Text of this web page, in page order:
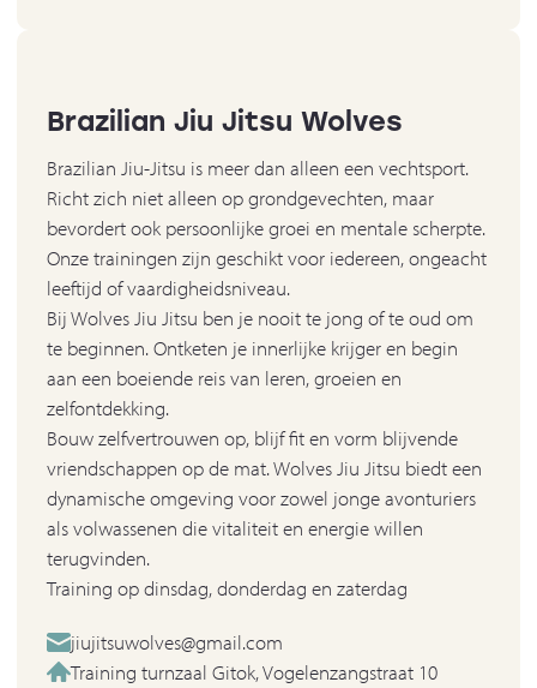
Brazilian Jiu Jitsu Wolves
Brazilian Jiu-Jitsu is meer dan alleen een vechtsport.
Richt zich niet alleen op grondgevechten, maar
bevordert ook persoonlijke groei en mentale scherpte.
Onze trainingen zijn geschikt voor iedereen, ongeacht
leeftijd of vaardigheidsniveau.
Bij Wolves Jiu Jitsu ben je nooit te jong of te oud om
te beginnen. Ontketen je innerlijke krijger en begin
aan een boeiende reis van leren, groeien en
zelfontdekking.
Bouw zelfvertrouwen op, blijf fit en vorm blijvende
vriendschappen op de mat. Wolves Jiu Jitsu biedt een
dynamische omgeving voor zowel jonge avonturiers
als volwassenen die vitaliteit en energie willen
terugvinden.
Training op dinsdag, donderdag en zaterdag
jiujitsuwolves@gmail.com
Training turnzaal Gitok, Vogelenzangstraat 10